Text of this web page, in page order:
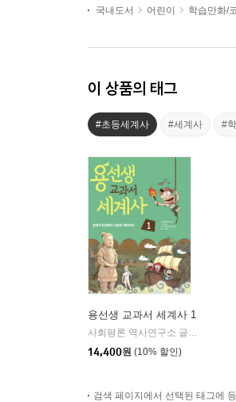
국내도서
어린이 학습만화/
이 상품의 태그
#초등세계사 #세계사 #
용선생 교과서 세계사 1
사회평론 역사연구소 글/뭉선생,이우일 그림/전국초등사회교과모임 감수
14,400원 (10% 할인)
검색 페이지에서 선택된 태그에